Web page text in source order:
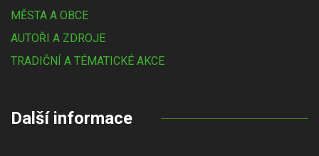
MĚSTA A OBCE
AUTOŘI A ZDROJE
TRADIČNÍ A TÉMATICKÉ AKCE
Další informace